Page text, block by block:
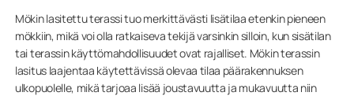
Mökin lasitettu terassi tuo merkittävästi lisätilaa etenkin pieneen
mökkiin, mikä voi olla ratkaiseva tekijä varsinkin silloin, kun sisätilan
tai terassin käyttömahdollisuudet ovat rajalliset. Mökin terassin
lasitus laajentaa käytettävissä olevaa tilaa päärakennuksen
ulkopuolelle, mikä tarjoaa lisää joustavuutta ja mukavuutta niin